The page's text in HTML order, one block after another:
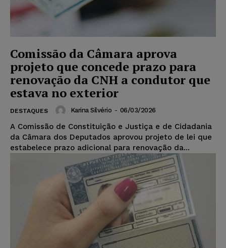
Comissão da Câmara aprova
projeto que concede prazo para
renovação da CNH a condutor que
estava no exterior
DESTAQUES Karina Silvério - 06/03/2026
A Comissão de Constituição e Justiça e de Cidadania
da Câmara dos Deputados aprovou projeto de lei que
estabelece prazo adicional para renovação da...